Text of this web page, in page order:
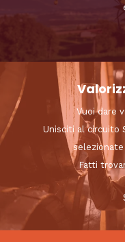
Vuoi dare
Unisciti al circuito
Fatti